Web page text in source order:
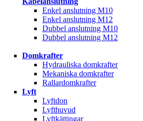
Enkel anslutning M10
Enkel anslutning M12
Dubbel anslutning M10
Dubbel anslutning M12
Domkrafter
Hydrauliska domkrafter
Mekaniska domkrafter
Rallardomkrafter
Lyft
Lyftdon
Lyfthuvud
Lyftkättingar